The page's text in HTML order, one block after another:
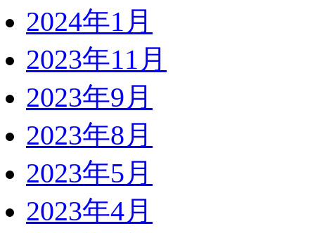
2024年1月
2023年11月
2023年9月
2023年8月
2023年5月
2023年4月